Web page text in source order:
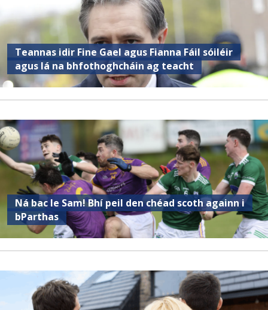
Teannas idir Fine Gael agus Fianna Fáil sóiléir
agus lá na bhfothoghcháin ag teacht
Ná bac le Sam! Bhí peil den chéad scoth againn i
bParthas